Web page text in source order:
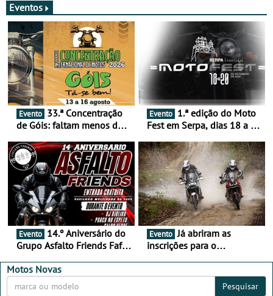
Eventos
Evento
de Góis: faltam menos de
16 de agosto
Evento
Fest em Serpa, dias 18 a 20
duas rodas invade o Baixo
Alentejo
Evento
Grupo Asfalto Friends Fafe,
2026
Evento Já abriram as
inscrições para o
Motos Novas
Pesquisar